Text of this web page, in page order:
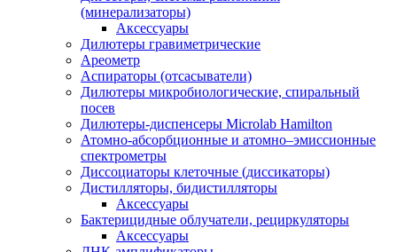
(минерализаторы)
Аксессуары
Дилютеры гравиметрические
Ареометр
Аспираторы (отсасыватели)
Дилютеры микробиологические, спиральный
посев
Дилютеры-диспенсеры Microlab Hamilton
Атомно-абсорбционные и атомно–эмиссионные
спектрометры
Диссоциаторы клеточные (диссикаторы)
Дистилляторы, бидистилляторы
Аксессуары
Бактерицидные облучатели, рециркуляторы
Аксессуары